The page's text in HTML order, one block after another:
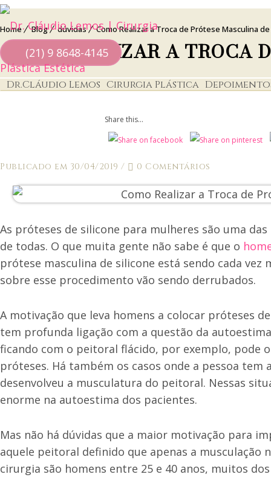
(21) 9 8648-4145
Dr.Cláudio Lemos Cirurgia Plástica
Home Blog dúvidas Como Realizar a Troca de Prótese Masculina
COMO REALIZAR A TROCA
Share this...
Publicado em 30/04/2019 / 0 Comentários
As próteses de silicone para mulheres são uma
de todas. O que muita gente não sabe é que o
prótese masculina de silicone está sendo cada
sobre esse procedimento vão sendo derrubados.
A motivação que leva homens a colocar próteses
tem profunda ligação com a questão da
ficando com o peitoral flácido, por exemplo, pode
próteses. Há também os casos onde a pessoa tem
desenvolveu a musculatura do peitoral. Nessas
enorme na autoestima dos pacientes.
Mas não há dúvidas que a maior motivação para
aquele peitoral definido que apenas a musculação
cirurgia são homens entre 25 e 40 anos, muitos